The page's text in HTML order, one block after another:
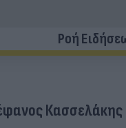
Ροή
Κασσελάκης